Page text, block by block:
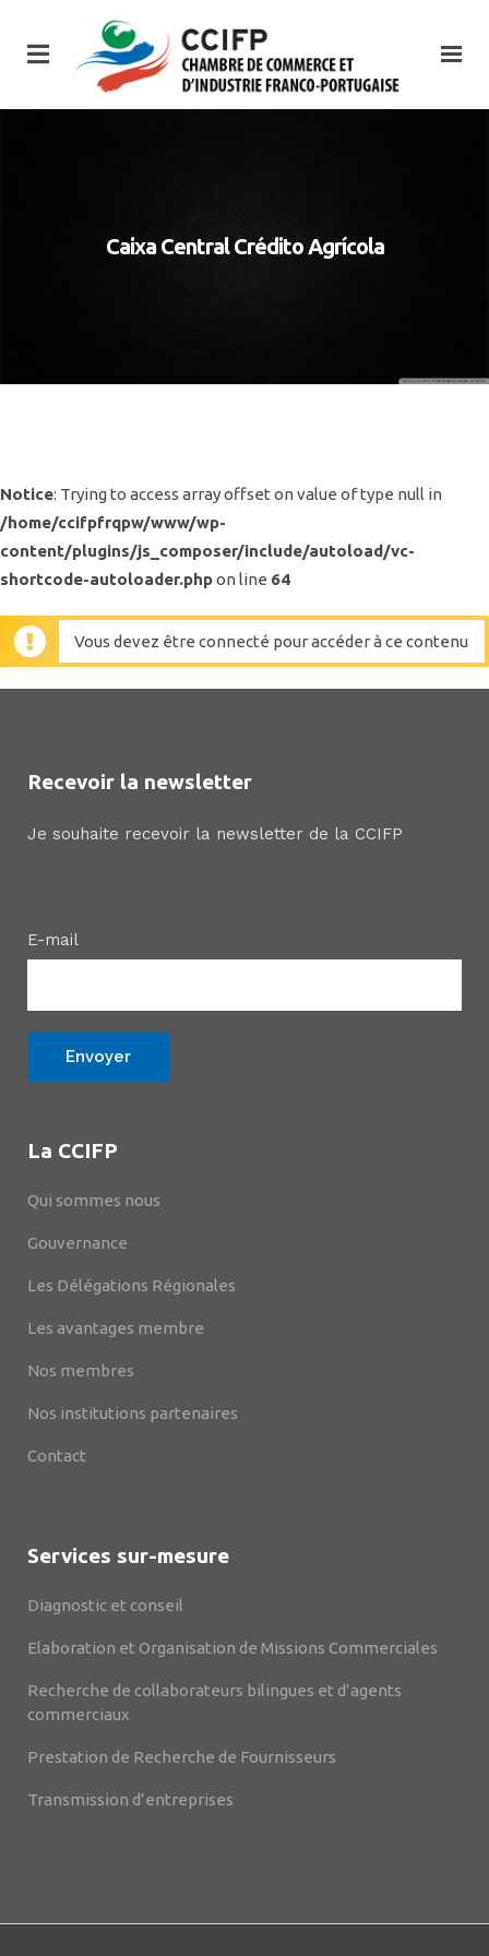
Caixa Central Crédito Agrícola
Notice: Trying to access array offset on value of type null in
/home/ccifpfrqpw/www/wp-
content/plugins/js_composer/include/autoload/vc-
shortcode-autoloader.phpon line 64
Vous devez être connecté pour accéder à ce contenu
Recevoir la newsletter
Je souhaite recevoir la newsletter de la CCIFP
E-mail
La CCIFP
Qui sommes nous
Gouvernance
Les Délégations Régionales
Les avantages membre
Nos membres
Nos institutions partenaires
Contact
Services sur-mesure
Diagnostic et conseil
Elaboration et Organisation de Missions Commerciales
Recherche de collaborateurs bilingues et d’agents
commerciaux
Prestation de Recherche de Fournisseurs
Transmission d’entreprises